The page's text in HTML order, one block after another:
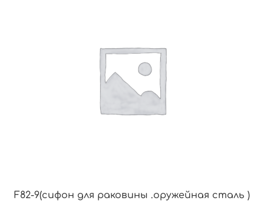
F82-9(сифон для раковины .оружейная сталь )